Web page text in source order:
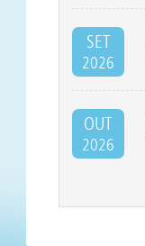
SET
2026
OUT
2026